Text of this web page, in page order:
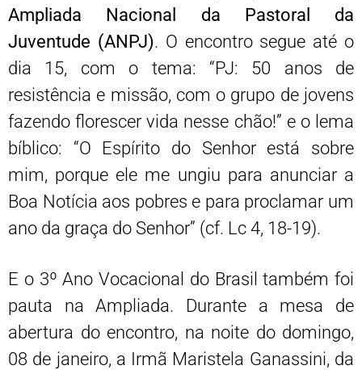
Ampliada Nacional da Pastoral da
Juventude (ANPJ). O encontro segue até o
dia 15, com o tema: “PJ: 50 anos de
resistência e missão, com o grupo de jovens
fazendo florescer vida nesse chão!” e o lema
bíblico: “O Espírito do Senhor está sobre
mim, porque ele me ungiu para anunciar a
Boa Notícia aos pobres e para proclamar um
ano da graça do Senhor” (cf. Lc 4, 18-19).
E o 3º Ano Vocacional do Brasil também foi
pauta na Ampliada. Durante a mesa de
abertura do encontro, na noite do domingo,
08 de janeiro, a Irmã Maristela Ganassini, da